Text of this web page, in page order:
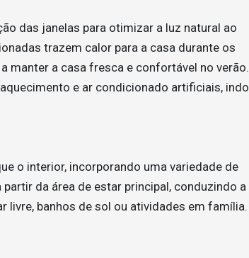
das janelas para otimizar a luz natural ao
trazem calor para a casa durante os
manter a casa fresca e confortável no verão.
e ar condicionado artificiais, indo
o interior, incorporando uma variedade de
da área de estar principal, conduzindo a
livre, banhos de sol ou atividades em família.